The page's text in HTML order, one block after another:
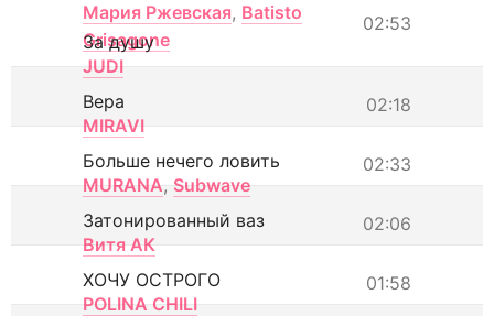
Мария Ржевская, Batisto
Grisagone
02:53
За душу
JUDI
02:18
Вера
MIRAVI
02:33
Больше нечего ловить
MURANA, Subwave
02:06
Затонированный ваз
Витя АК
01:58
ХОЧУ ОСТРОГО
POLINA CHILI